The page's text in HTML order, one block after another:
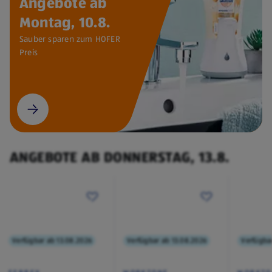
Montag, 10.8.
Sauber sparen zum HOFER
Preis
ANGEBOTE AB DONNERSTAG, 13.8.
Verfügbar ab 13.08.2026 Verfügbar ab 13.08.2026